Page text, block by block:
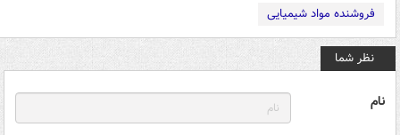
فروشنده مواد شیمیایی
نظر شما
نام